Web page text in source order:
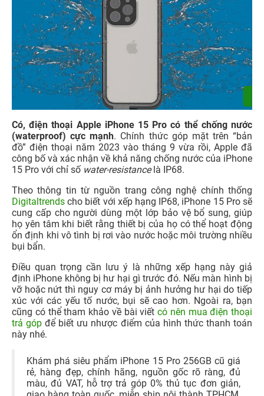
Có, điện thoại Apple iPhone 15 Pro có thể chống nước
(waterproof) cực mạnh. Chính thức góp mặt trên “bản
đồ” điện thoại năm 2023 vào tháng 9 vừa rồi, Apple đã
công bố và xác nhận về khả năng chống nước của iPhone
15 Pro với chỉ số water-resistancelà IP68.
Theo thông tin từ nguồn trang công nghệ chính thống
Digitaltrends cho biết với xếp hạng IP68, iPhone 15 Pro sẽ
cung cấp cho người dùng một lớp bảo vệ bổ sung, giúp
họ yên tâm khi biết rằng thiết bị của họ có thể hoạt động
ổn định khi vô tình bị rơi vào nước hoặc môi trường nhiều
bụi bẩn.
Điều quan trọng cần lưu ý là những xếp hạng này giả
định iPhone không bị hư hại gì trước đó. Nếu màn hình bị
vỡ hoặc nứt thì nguy cơ máy bị ảnh hưởng hư hại do tiếp
xúc với các yếu tố nước, bụi sẽ cao hơn. Ngoài ra, bạn
cũng có thể tham khảo về bài viết có nên mua điện thoại
trả góp để biết ưu nhược điểm của hình thức thanh toán
này nhé.
Khám phá siêu phẩm iPhone 15 Pro 256GB cũ giá
rẻ, hàng đẹp, chính hãng, nguồn gốc rõ ràng, đủ
màu, đủ VAT, hỗ trợ trả góp 0% thủ tục đơn giản,